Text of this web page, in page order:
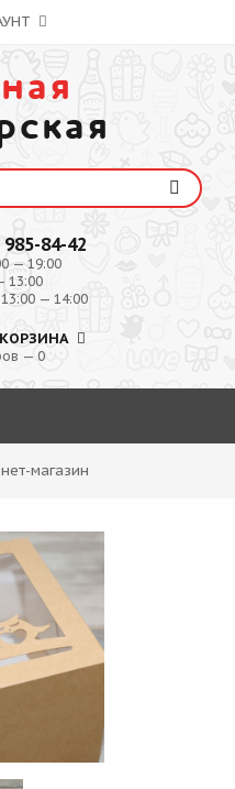
985-84-42
— 19:00
13:00
— 14:00
— 0
магазин